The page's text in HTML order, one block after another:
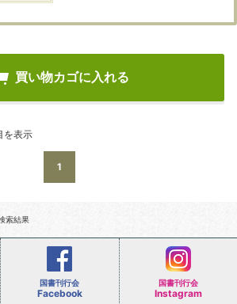
買い物カゴに入れる
を表示
1
索結果
国書刊行会
Facebook
国書刊行会
Instagram